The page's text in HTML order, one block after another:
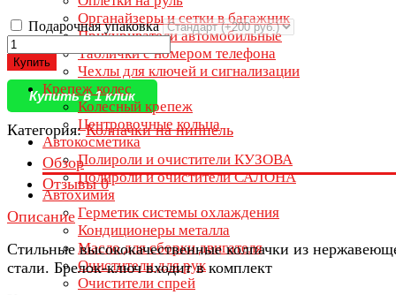
Органайзеры и сетки в багажник
Прикуриватели автомобильные
Таблички с номером телефона
Чехлы для ключей и сигнализации
Крепеж колес
Колесный крепеж
Центровочные кольца
Автокосметика
Полироли и очистители КУЗОВА
Полироли и очистители САЛОНА
Автохимия
Герметик системы охлаждения
Кондиционеры металла
Масло для сборки двигателя
Очистители для рук
Очистители спрей
Подарочная упаковка
Купить
Купить в 1 клик
Категория:Колпачки на ниппель
Обзор
Отзывы0
Описание
Стильные высококачественные колпачки из
стали. Брелок-ключ входит в комплект